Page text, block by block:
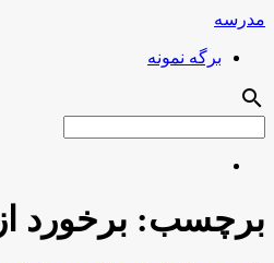
مدرسه
برگه نمونه
search
برچسب: برخورد از